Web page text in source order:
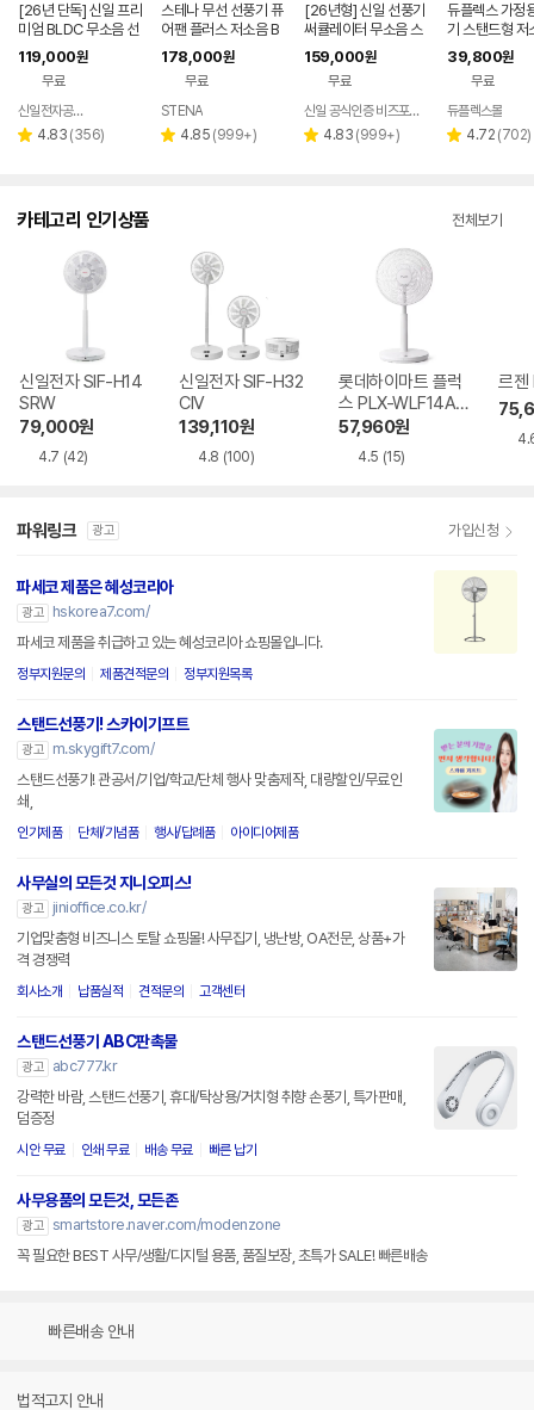
[26년 단독] 신일 프리
미엄 BLDC 무소음 선
풍기 35cm 서큘레이
터 아이보리
119,000원
무료
페이
신일전자공식인증 베스트바이
별 4.83 리
(356)
스테나 무선 선풍기 퓨
어팬 플러스 저소음 B
LDC 가정용 아기 신생
아
178,000원
무료
STENA
별 4.85 리
(999+)
[26년형] 신일 선풍기
써큘레이터 무소음 스
탠드 BLDC 서큘레이
터 저소음
159,000원
무료
신일 공식인증 비즈포비즈
별 4.83 리
(999+)
듀플렉스 가정
기 스탠드형 저
모컨 원룸 거실
39,800원
무료
듀플렉스몰
별 4.72 리
(702)
카테고리 인기상품 전체보기
신일전자 SIF-H14
SRW
79,000원
4.7 (42)
신일전자 SIF-H32
CIV
139,110원
4.8 (100)
롯데하이마트 플럭
스 PLX-WLF14AB
WH
57,960원
4.5 (15)
르젠
파워링크 광고 가입신청
파세코 제품은 혜성코리아
광고
hskorea7.com/
파세코 제품을 취급하고 있는 혜성코리아 쇼핑몰입니다.
정부지원문의 제품견적문의 정부지원목록
스탠드선풍기! 스카이기프트
광고
m.skygift7.com/
스탠드선풍기! 관공서/기업/학교/단체 행사 맞춤제작, 대량할인/무료인
쇄,
인기제품 단체/기념품 행사/답례품 아이디어제품
사무실의 모든것 지니오피스!
광고
jinioffice.co.kr/
기업맞춤형 비즈니스 토탈 쇼핑몰! 사무집기, 냉난방, OA전문, 상품+가
격 경쟁력
회사소개 납품실적 견적문의 고객센터
스탠드선풍기 ABC판촉물
광고
abc777.kr
강력한 바람, 스탠드선풍기, 휴대/탁상용/거치형 취향 손풍기, 특가판매,
덤증정
시안 무료 인쇄 무료 배송 무료 빠른 납기
사무용품의 모든것, 모든존
광고 smartstore.naver.com/modenzone
꼭 필요한 BEST 사무/생활/디지털 용품, 품질보장, 초특가 SALE! 빠른배송
빠른배송 안내
법적고지 안내